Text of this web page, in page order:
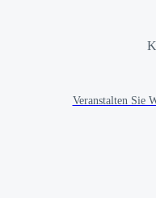
Veranstalten Sie